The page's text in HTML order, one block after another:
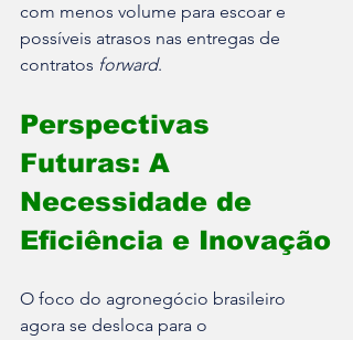
com menos volume para escoar e
possíveis atrasos nas entregas de
contratos forward.
Perspectivas
Futuras: A
Necessidade de
Eficiência e Inovação
O foco do agronegócio brasileiro
agora se desloca para o